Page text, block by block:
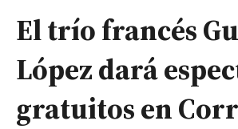
El trío francés
López dará
gratuitos en